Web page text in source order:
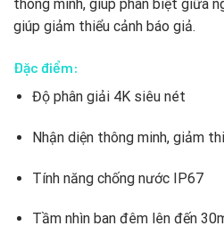
thông minh, giúp phân biệt giữa
giúp giảm thiểu cảnh báo giả.
Đặc điểm:
Độ phân giải 4K siêu nét
Nhận diện thông minh, giảm
Tính năng chống nước IP67
Tầm nhìn ban đêm lên đến